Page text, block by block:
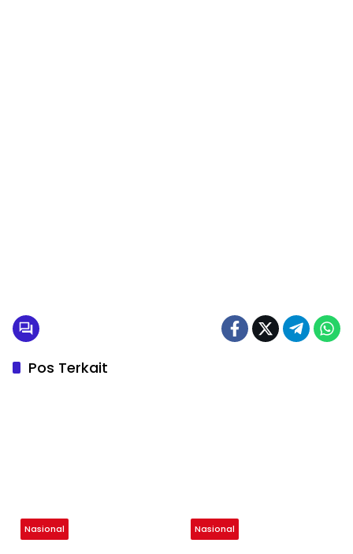
Pos Terkait
Nasional Nasional